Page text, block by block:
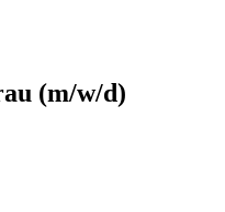
(m/w/d)